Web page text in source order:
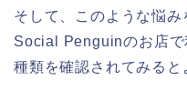
そして、このような悩
Social Penguinのお店
種類を確認されてみると